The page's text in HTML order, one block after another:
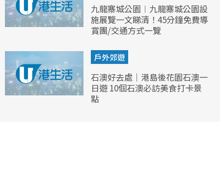
九龍寨城公園︱九龍寨城公園設
施展覽一文睇清！45分鐘免費導
賞團/交通方式一覽
戶外郊遊
石澳好去處｜港島後花園石澳一
日遊 10個石澳必訪美食打卡景
點